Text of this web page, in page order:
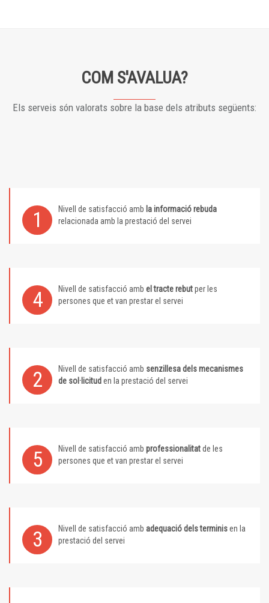
COM S'AVALUA?
Els serveis són valorats sobre la base dels atributs següents:
1 Nivell de satisfacció amb la informació rebuda
relacionada amb la prestació del servei
4 Nivell de satisfacció amb el tracte rebutper les
persones que et van prestar el servei
2 Nivell de satisfacció amb senzillesa dels mecanismes
de sol·licitud en la prestació del servei
5 Nivell de satisfacció amb professionalitatde les
persones que et van prestar el servei
3 Nivell de satisfacció amb adequació dels terminisen la
prestació del servei